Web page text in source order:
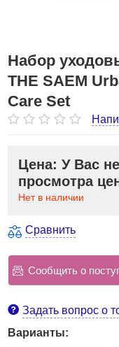
Набор
THE SAEM
Care Set
Цена: У Вас
просмотра
Нет в наличии
Сравнить
Сообщить о
Задать вопрос о
Варианты: